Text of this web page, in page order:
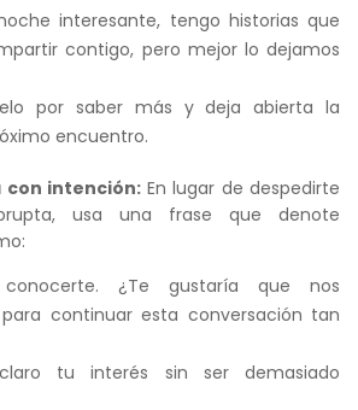
interesante, tengo historias que
contigo, pero mejor lo dejamos
por saber más y deja abierta la
encuentro.
con intención:En lugar de despedirte
usa una frase que denote
¿Te gustaría que nos
continuar esta conversación tan
tu interés sin ser demasiado